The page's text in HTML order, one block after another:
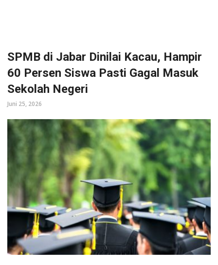
SPMB di Jabar Dinilai Kacau, Hampir
60 Persen Siswa Pasti Gagal Masuk
Sekolah Negeri
Juni 25, 2026